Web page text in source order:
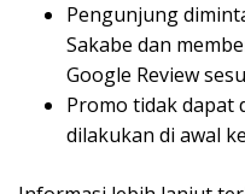
Pengunjung
Sakabe dan
Google Review
Promo tidak dapat
dilakukan di awal